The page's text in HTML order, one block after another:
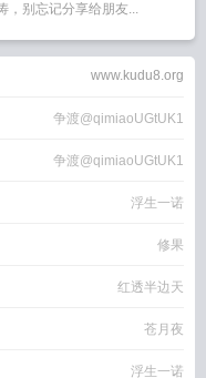
，别忘记分享给朋友...
www.kudu8.org
争渡@qimiaoUGtUK1
争渡@qimiaoUGtUK1
浮生一诺
修果
红透半边天
苍月夜
浮生一诺